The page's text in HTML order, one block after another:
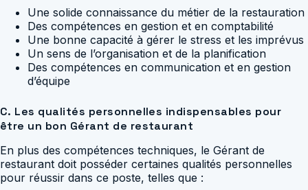
Une solide connaissance du métier de la restauration
Des compétences en gestion et en comptabilité
Une bonne capacité à gérer le stress et les imprévus
Un sens de l’organisation et de la planification
Des compétences en communication et en gestion
d’équipe
C. Les qualités personnelles indispensables pour
être un bon Gérant de restaurant
En plus des compétences techniques, le Gérant de
restaurant doit posséder certaines qualités personnelles
pour réussir dans ce poste, telles que :